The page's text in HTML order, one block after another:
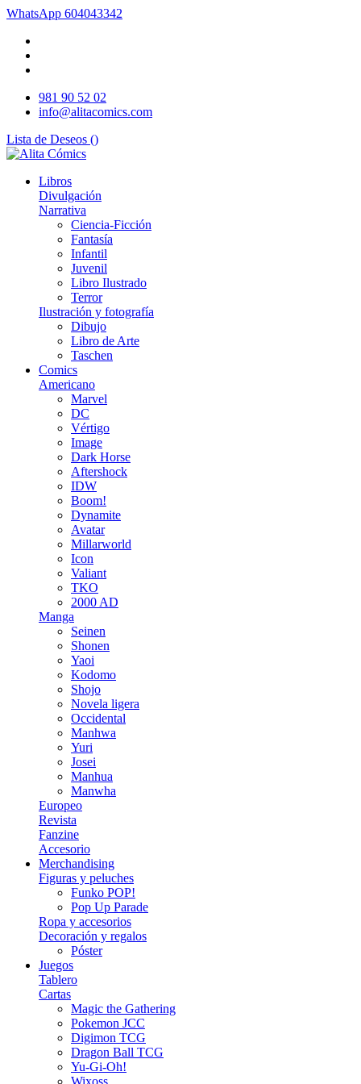
WhatsApp 604043342
981 90 52 02
info@alitacomics.com
Lista de Deseos ()
Libros
Divulgación
Narrativa
Ciencia-Ficción
Fantasía
Infantil
Juvenil
Libro Ilustrado
Terror
Ilustración y fotografía
Dibujo
Libro de Arte
Taschen
Comics
Americano
Marvel
DC
Vértigo
Image
Dark Horse
Aftershock
IDW
Boom!
Dynamite
Avatar
Millarworld
Icon
Valiant
TKO
2000 AD
Manga
Seinen
Shonen
Yaoi
Kodomo
Shojo
Novela ligera
Occidental
Manhwa
Yuri
Josei
Manhua
Manwha
Europeo
Revista
Fanzine
Accesorio
Merchandising
Figuras y peluches
Funko POP!
Pop Up Parade
Ropa y accesorios
Decoración y regalos
Póster
Juegos
Tablero
Cartas
Magic the Gathering
Pokemon JCC
Digimon TCG
Dragon Ball TCG
Yu-Gi-Oh!
Wixoss